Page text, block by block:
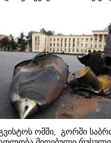
ბარამიძის
- ნიკა
ხალხი
ყაზახს,
ამერიკელს,
არაა" -
15:49 /
ომში, გორში